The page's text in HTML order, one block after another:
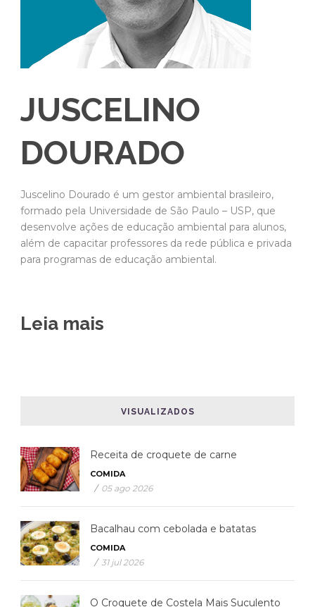
JUSCELINO
DOURADO
Juscelino Dourado é um gestor ambiental brasileiro,
formado pela Universidade de São Paulo – USP, que
desenvolve ações de educação ambiental para alunos,
além de capacitar professores da rede pública e privada
para programas de educação ambiental.
Leia mais
VISUALIZADOS
Receita de croquete de carne
COMIDA
/ 05 ago 2026
Bacalhau com cebolada e batatas
COMIDA
/ 31 jul 2026
O Croquete de Costela Mais Suculento